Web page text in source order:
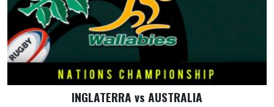
INGLATERRA vs AUSTRALIA